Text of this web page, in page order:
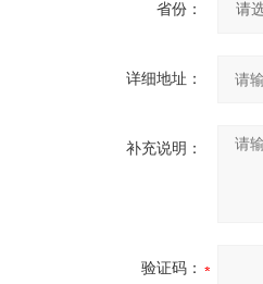
省份：
详细地址：
补充说明：
验证码：